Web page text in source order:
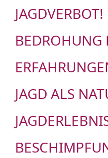
JAGDVERBOT!
BEDROHUNG
JAGD ALS